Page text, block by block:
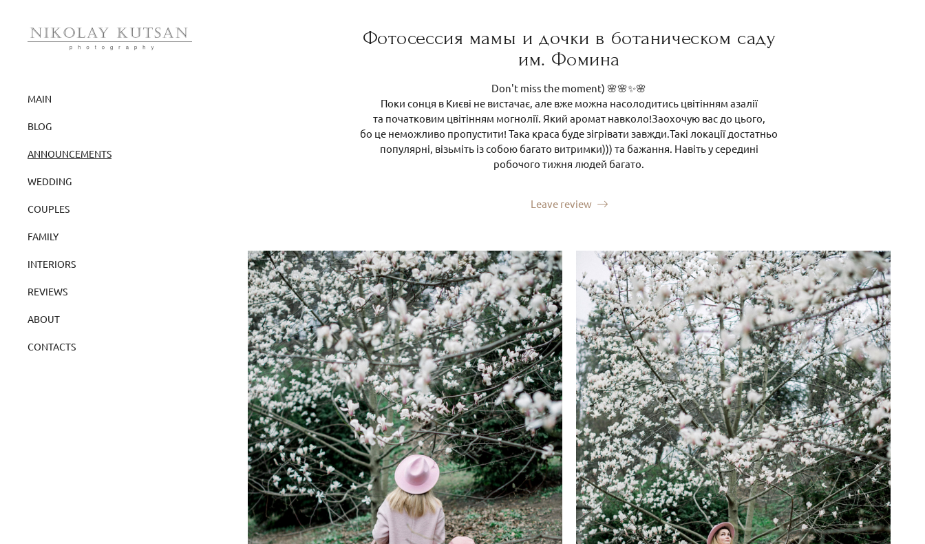
MAIN
BLOG
ANNOUNCEMENTS
WEDDING
COUPLES
FAMILY
INTERIORS
REVIEWS
ABOUT
CONTACTS
Фотосессия мамы и дочки в ботаническом саду
им. Фомина
Don't miss the moment) 🌸🌸✨🌸
Поки сонця в Києві не вистачає, але вже можна насолодитись цвітінням азалії
та початковим цвітінням могнолії. Який аромат навколо!Заохочую вас до цього,
бо це неможливо пропустити! Така краса буде зігрівати завжди.Такі локації достатньо
популярні, візьміть із собою багато витримки))) та бажання. Навіть у середині
робочого тижня людей багато.
Leave review